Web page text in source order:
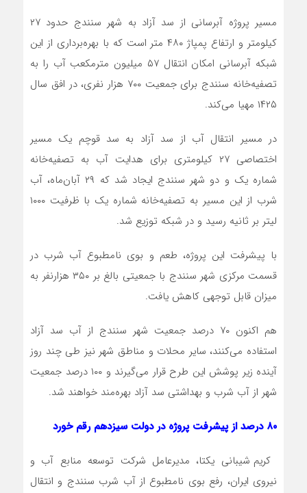
مسیر پروژه آبرسانی از سد آزاد به شهر سنندج حدود ۲۷
کیلومتر و ارتفاع پمپاژ ۴۸۰ متر است که با بهره‌برداری از این
شبکه آبرسانی امکان انتقال ۵۷ میلیون متر‌مکعب آب را به
تصفیه‌خانه سنندج برای جمعیت ۷۰۰ هزار نفری، در افق سال
۱۴۲۵ مهیا می‌کند.
در مسیر انتقال آب از سد آزاد به سد قوچم یک مسیر
اختصاصی ۲۷ کیلومتری برای هدایت آب به تصفیه‌خانه
شماره یک و دو شهر سنندج ایجاد شد که ۲۹ آبان‌ماه، آب
شرب از این مسیر به تصفیه‌خانه شماره یک با ظرفیت ۱۰۰۰
لیتر بر ثانیه رسید و در شبکه توزیع شد.
با پیشرفت این پروژه، طعم و بوی نامطبوع آب شرب در
قسمت مرکزی شهر سنندج با جمعیتی بالغ بر ۳۵۰ هزارنفر به
میزان قابل توجهی کاهش یافت.
هم اکنون ۷۰ درصد جمعیت شهر سنندج از آب سد آزاد
استفاده می‌کنند، سایر محلات و مناطق شهر نیز طی چند روز
آینده زیر پوشش این طرح قرار می‌گیرند و ۱۰۰ درصد جمعیت
شهر از آب شرب و بهداشتی سد آزاد بهره‌مند خواهند شد.
۸۰ درصد از پیشرفت پروژه در دولت سیزدهم رقم خورد
کریم شیبانی یکتا، مدیرعامل شرکت توسعه منابع آب و
نیروی ایران، رفع بوی نامطبوع از آب شرب سنندج و انتقال